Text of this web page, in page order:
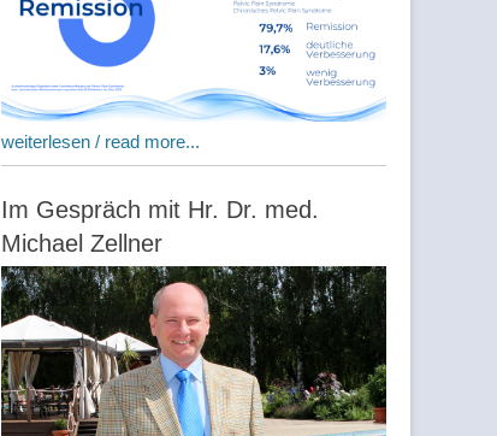
weiterlesen / read more...
Im Gespräch mit Hr. Dr. med.
Michael Zellner